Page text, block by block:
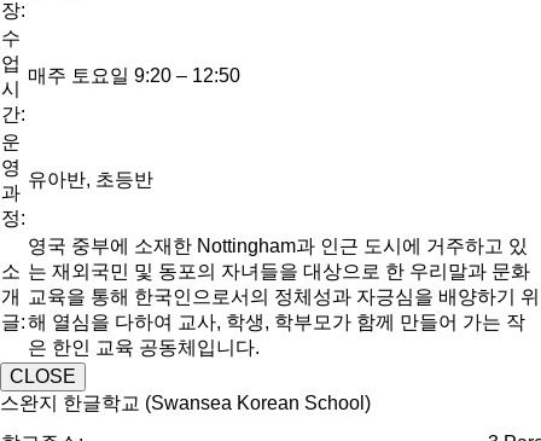
장:
수
업
시
간:
매주 토요일 9:20 – 12:50
운
영
과
정:
유아반, 초등반
소
개
글:
영국 중부에 소재한 Nottingham과 인근 도시에 거주하고 있
는 재외국민 및 동포의 자녀들을 대상으로 한 우리말과 문화
교육을 통해 한국인으로서의 정체성과 자긍심을 배양하기 위
해 열심을 다하여 교사, 학생, 학부모가 함께 만들어 가는 작
은 한인 교육 공동체입니다.
CLOSE
스완지 한글학교 (Swansea Korean School)